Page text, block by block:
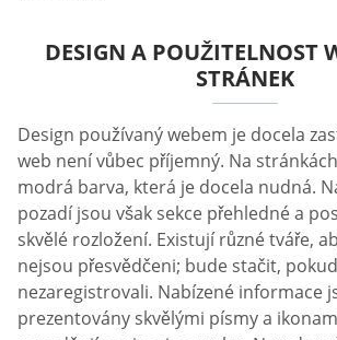
DESIGN A POUŽITELNOST
STRÁNEK
Design používaný webem je docela
web není vůbec příjemný. Na
modrá barva, která je docela nudná.
pozadí jsou však sekce přehledné a
skvělé rozložení. Existují různé tváře,
nejsou přesvědčeni; bude stačit,
nezaregistrovali. Nabízené informace
prezentovány skvělými písmy a